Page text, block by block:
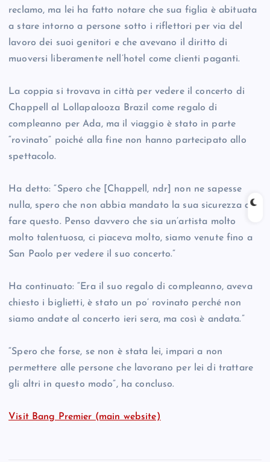
reclamo, ma lei ha fatto notare che sua figlia è abituata
a stare intorno a persone sotto i riflettori per via del
lavoro dei suoi genitori e che avevano il diritto di
muoversi liberamente nell’hotel come clienti paganti.
La coppia si trovava in città per vedere il concerto di
Chappell al Lollapalooza Brazil come regalo di
compleanno per Ada, ma il viaggio è stato in parte
“rovinato” poiché alla fine non hanno partecipato allo
spettacolo.
Ha detto: “Spero che [Chappell, ndr] non ne sapesse
nulla, spero che non abbia mandato la sua sicurezza a
fare questo. Penso davvero che sia un’artista molto
molto talentuosa, ci piaceva molto, siamo venute fino a
San Paolo per vedere il suo concerto.”
Ha continuato: “Era il suo regalo di compleanno, aveva
chiesto i biglietti, è stato un po’ rovinato perché non
siamo andate al concerto ieri sera, ma così è andata.”
“Spero che forse, se non è stata lei, impari a non
permettere alle persone che lavorano per lei di trattare
gli altri in questo modo”, ha concluso.
Visit Bang Premier (main website)